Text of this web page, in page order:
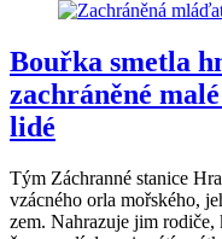
Bouřka smetla
zachráněné
lidé
Tým Záchranné stanice
vzácného orla mořského,
zem. Nahrazuje jim